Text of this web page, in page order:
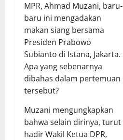
MPR, Ahmad Muzani, baru-
baru ini mengadakan
makan siang bersama
Presiden Prabowo
Subianto di Istana, Jakarta.
Apa yang sebenarnya
dibahas dalam pertemuan
tersebut?
Muzani mengungkapkan
bahwa selain dirinya, turut
hadir Wakil Ketua DPR,